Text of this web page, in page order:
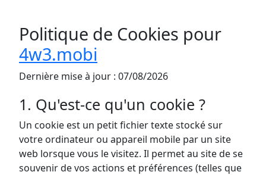
Politique de Cookies pour
4w3.mobi
Dernière mise à jour : 07/08/2026
1. Qu'est-ce qu'un cookie ?
Un cookie est un petit fichier texte stocké sur
votre ordinateur ou appareil mobile par un site
web lorsque vous le visitez. Il permet au site de se
souvenir de vos actions et préférences (telles que